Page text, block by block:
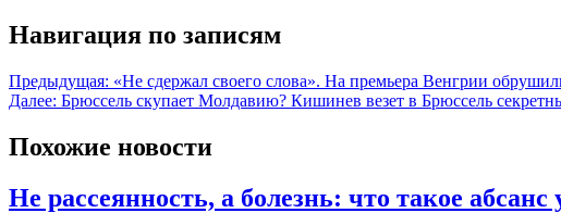
Навигация по записям
Предыдущая: «Не сдержал своего слова». На премьера Венгрии
Далее: Брюссель скупает Молдавию? Кишинев везет в Брюссель
Похожие новости
Не рассеянность, а болезнь: что такое